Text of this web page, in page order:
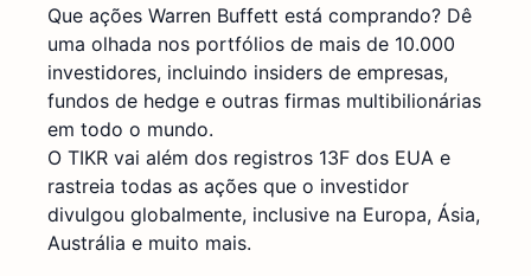
Que ações Warren Buffett está comprando? Dê
uma olhada nos portfólios de mais de 10.000
investidores, incluindo insiders de empresas,
fundos de hedge e outras firmas multibilionárias
em todo o mundo.
O TIKR vai além dos registros 13F dos EUA e
rastreia todas as ações que o investidor
divulgou globalmente, inclusive na Europa, Ásia,
Austrália e muito mais.